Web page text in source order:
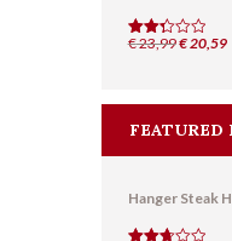
€ 17,99.
Valuta
5
€23,99Il
era:
€ 23,99.
€20,59Il
FEATURED
Hanger Steak